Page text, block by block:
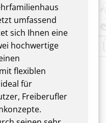
umfassend
sich Ihnen eine
hochwertige
flexiblen
für
Freiberufler